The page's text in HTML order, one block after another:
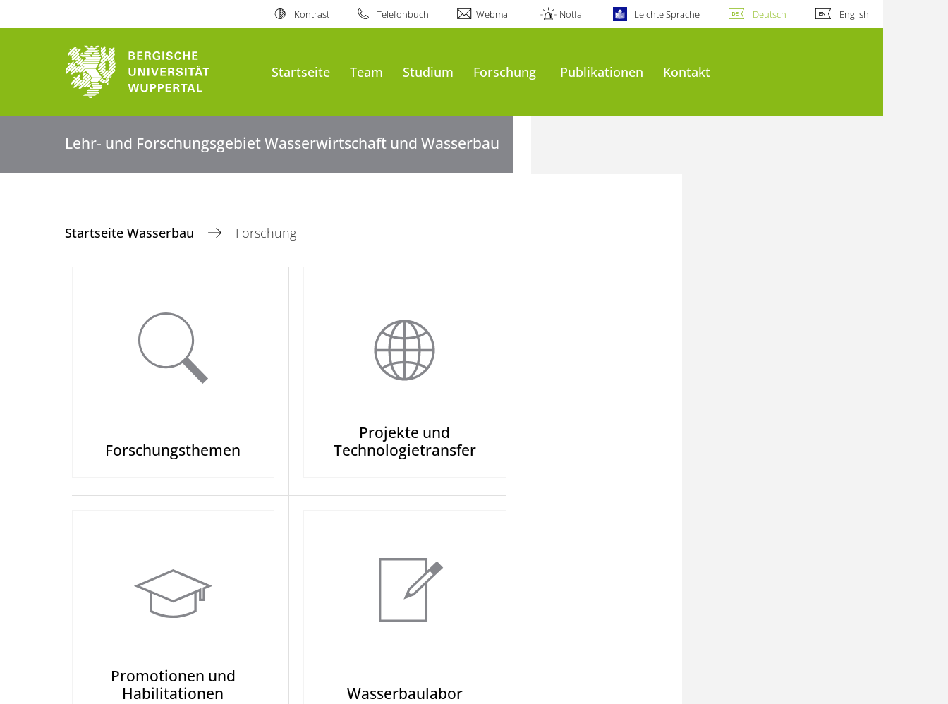
Kontrast Telefonbuch Webmail Notfall Leichte Sprache Deutsch English
Startseite Team Studium Forschung Publikationen Kontakt
Lehr- und Forschungsgebiet Wasserwirtschaft und Wasserbau
Startseite Wasserbau Forschung
Forschungsthemen
Projekte und
Technologietransfer
Promotionen und
Habilitationen
Wasserbaulabor